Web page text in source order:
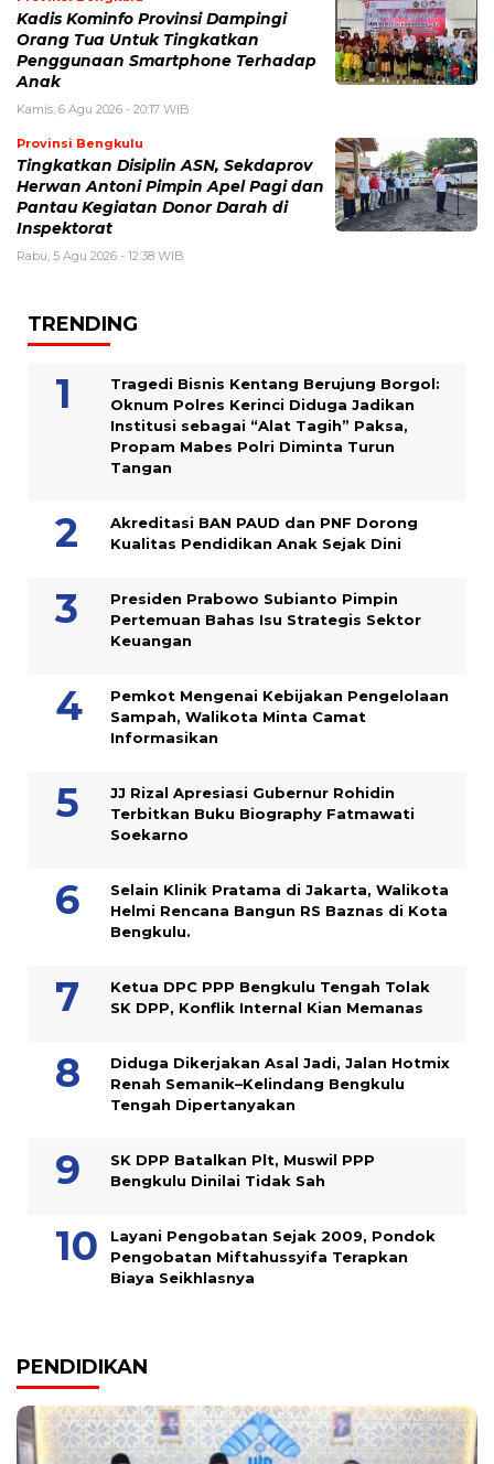
Kadis Kominfo Provinsi Dampingi
Orang Tua Untuk Tingkatkan
Penggunaan Smartphone Terhadap
Anak
Kamis, 6 Agu 2026 - 20:17 WIB
Provinsi Bengkulu
Tingkatkan Disiplin ASN, Sekdaprov
Herwan Antoni Pimpin Apel Pagi dan
Pantau Kegiatan Donor Darah di
Inspektorat
Rabu, 5 Agu 2026 - 12:38 WIB
TRENDING
Tragedi Bisnis Kentang Berujung Borgol:
Oknum Polres Kerinci Diduga Jadikan
Institusi sebagai “Alat Tagih” Paksa,
Propam Mabes Polri Diminta Turun
Tangan
Akreditasi BAN PAUD dan PNF Dorong
Kualitas Pendidikan Anak Sejak Dini
Presiden Prabowo Subianto Pimpin
Pertemuan Bahas Isu Strategis Sektor
Keuangan
Pemkot Mengenai Kebijakan Pengelolaan
Sampah, Walikota Minta Camat
Informasikan
JJ Rizal Apresiasi Gubernur Rohidin
Terbitkan Buku Biography Fatmawati
Soekarno
Selain Klinik Pratama di Jakarta, Walikota
Helmi Rencana Bangun RS Baznas di Kota
Bengkulu.
Ketua DPC PPP Bengkulu Tengah Tolak
SK DPP, Konflik Internal Kian Memanas
Diduga Dikerjakan Asal Jadi, Jalan Hotmix
Renah Semanik–Kelindang Bengkulu
Tengah Dipertanyakan
SK DPP Batalkan Plt, Muswil PPP
Bengkulu Dinilai Tidak Sah
Layani Pengobatan Sejak 2009, Pondok
Pengobatan Miftahussyifa Terapkan
Biaya Seikhlasnya
PENDIDIKAN